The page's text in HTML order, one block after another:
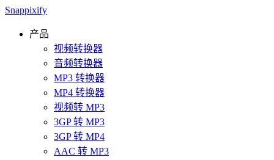
Snappixify
产品
视频转换器
音频转换器
MP3 转换器
MP4 转换器
视频转 MP3
3GP 转 MP3
3GP 转 MP4
AAC 转 MP3